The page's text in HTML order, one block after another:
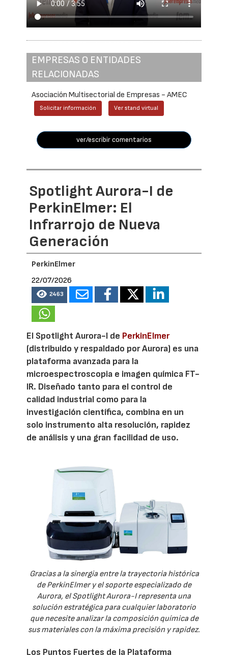
EMPRESAS O ENTIDADES
RELACIONADAS
Asociación Multisectorial de Empresas - AMEC
Solicitar información Ver stand virtual
ver/escribir comentarios
Spotlight Aurora-I de
PerkinElmer: El
Infrarrojo de Nueva
Generación
PerkinElmer
22/07/2026
2463
El Spotlight Aurora-I de PerkinElmer
(distribuido y respaldado por Aurora) es una
plataforma avanzada para la
microespectroscopia e imagen química FT-
IR. Diseñado tanto para el control de
calidad industrial como para la
investigación científica, combina en un
solo instrumento alta resolución, rapidez
de análisis y una gran facilidad de uso.
Gracias a la sinergia entre la trayectoria histórica
de PerkinElmer y el soporte especializado de
Aurora, el Spotlight Aurora-I representa una
solución estratégica para cualquier laboratorio
que necesite analizar la composición química de
sus materiales con la máxima precisión y rapidez.
Los Puntos Fuertes de la Plataforma